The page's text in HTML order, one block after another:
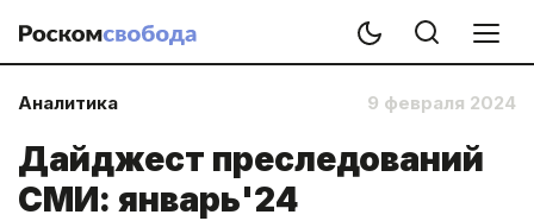
Аналитика 9 февраля 2024
Дайджест преследований
СМИ: январь'24